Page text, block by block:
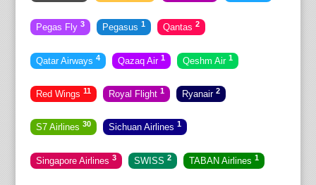
Pegas Fly 3 Pegasus 1 Qantas 2
Qatar Airways 4 Qazaq Air 1 Qeshm Air 1
Red Wings 11 Royal Flight 1 Ryanair 2
S7 Airlines 30 Sichuan Airlines 1
Singapore Airlines 3 SWISS 2 TABAN Airlines 1